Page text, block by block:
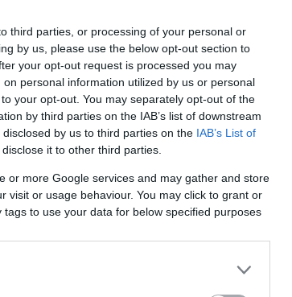
third parties, or processing of your personal or
by us, please use the below opt-out section to
your opt-out request is processed you may
personal information utilized by us or personal
your opt-out. You may separately opt-out of the
by third parties on the IAB’s list of downstream
by us to third parties on the IAB’s List of
it to other third parties.
or more Google services and may gather and store
visit or usage behaviour. You may click to grant or
to use your data for below specified purposes
Hírlevél feliratkozás